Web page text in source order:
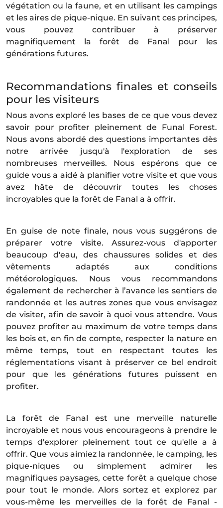
végétation ou la faune, et en utilisant les campings
et les aires de pique-nique. En suivant ces principes,
vous pouvez contribuer à préserver
magnifiquement la forêt de Fanal pour les
générations futures.
Recommandations finales et conseils
pour les visiteurs
Nous avons exploré les bases de ce que vous devez
savoir pour profiter pleinement de Funal Forest.
Nous avons abordé des questions importantes dès
notre arrivée jusqu'à l'exploration de ses
nombreuses merveilles. Nous espérons que ce
guide vous a aidé à planifier votre visite et que vous
avez hâte de découvrir toutes les choses
incroyables que la forêt de Fanal a à offrir.
En guise de note finale, nous vous suggérons de
préparer votre visite. Assurez-vous d'apporter
beaucoup d'eau, des chaussures solides et des
vêtements adaptés aux conditions
météorologiques. Nous vous recommandons
également de rechercher à l’avance les sentiers de
randonnée et les autres zones que vous envisagez
de visiter, afin de savoir à quoi vous attendre. Vous
pouvez profiter au maximum de votre temps dans
les bois et, en fin de compte, respecter la nature en
même temps, tout en respectant toutes les
réglementations visant à préserver ce bel endroit
pour que les générations futures puissent en
profiter.
La forêt de Fanal est une merveille naturelle
incroyable et nous vous encourageons à prendre le
temps d'explorer pleinement tout ce qu'elle a à
offrir. Que vous aimiez la randonnée, le camping, les
pique-niques ou simplement admirer les
magnifiques paysages, cette forêt a quelque chose
pour tout le monde. Alors sortez et explorez par
vous-même les merveilles de la forêt de Fanal -